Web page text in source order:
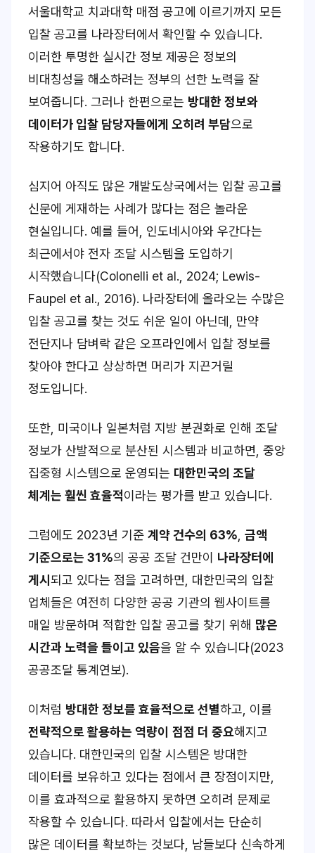
서울대학교 치과대학 매점 공고에 이르기까지 모든
입찰 공고를 나라장터에서 확인할 수 있습니다.
이러한 투명한 실시간 정보 제공은 정보의
비대칭성을 해소하려는 정부의 선한 노력을 잘
보여줍니다. 그러나 한편으로는 방대한 정보와
데이터가 입찰 담당자들에게 오히려 부담으로
작용하기도 합니다.
심지어 아직도 많은 개발도상국에서는 입찰 공고를
신문에 게재하는 사례가 많다는 점은 놀라운
현실입니다. 예를 들어, 인도네시아와 우간다는
최근에서야 전자 조달 시스템을 도입하기
시작했습니다(Colonelli et al., 2024; Lewis-
Faupel et al., 2016). 나라장터에 올라오는 수많은
입찰 공고를 찾는 것도 쉬운 일이 아닌데, 만약
전단지나 담벼락 같은 오프라인에서 입찰 정보를
찾아야 한다고 상상하면 머리가 지끈거릴
정도입니다.
또한, 미국이나 일본처럼 지방 분권화로 인해 조달
정보가 산발적으로 분산된 시스템과 비교하면, 중앙
집중형 시스템으로 운영되는 대한민국의 조달
체계는 훨씬 효율적이라는 평가를 받고 있습니다.
그럼에도 2023년 기준 계약 건수의 63%, 금액
기준으로는 31%의 공공 조달 건만이 나라장터에
게시 되고 있다는 점을 고려하면, 대한민국의 입찰
업체들은 여전히 다양한 공공 기관의 웹사이트를
매일 방문하며 적합한 입찰 공고를 찾기 위해 많은
시간과 노력을 들이고 있음을 알 수 있습니다(2023
공공조달 통계연보).
이처럼 방대한 정보를 효율적으로 선별하고, 이를
전략적으로 활용하는 역량이 점점 더 중요해지고
있습니다. 대한민국의 입찰 시스템은 방대한
데이터를 보유하고 있다는 점에서 큰 장점이지만,
이를 효과적으로 활용하지 못하면 오히려 문제로
작용할 수 있습니다. 따라서 입찰에서는 단순히
많은 데이터를 확보하는 것보다, 남들보다 신속하게